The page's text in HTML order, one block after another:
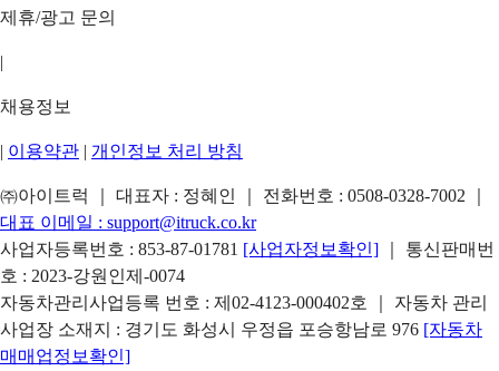
제휴/광고 문의
|
채용정보
| 이용약관 | 개인정보 처리 방침
㈜아이트럭 ｜ 대표자 : 정혜인 ｜ 전화번호 : 0508-0328-7002
대표 이메일 : support@itruck.co.kr
사업자등록번호 : 853-87-01781 [사업자정보확인]
｜ 통신판매번
호 : 2023-강원인제-0074
자동차관리사업등록 번호 : 제02-4123-000402호 ｜ 자동차 관리
사업장 소재지 : 경기도 화성시 우정읍 포승항남로 976 [자동차
매매업정보확인]